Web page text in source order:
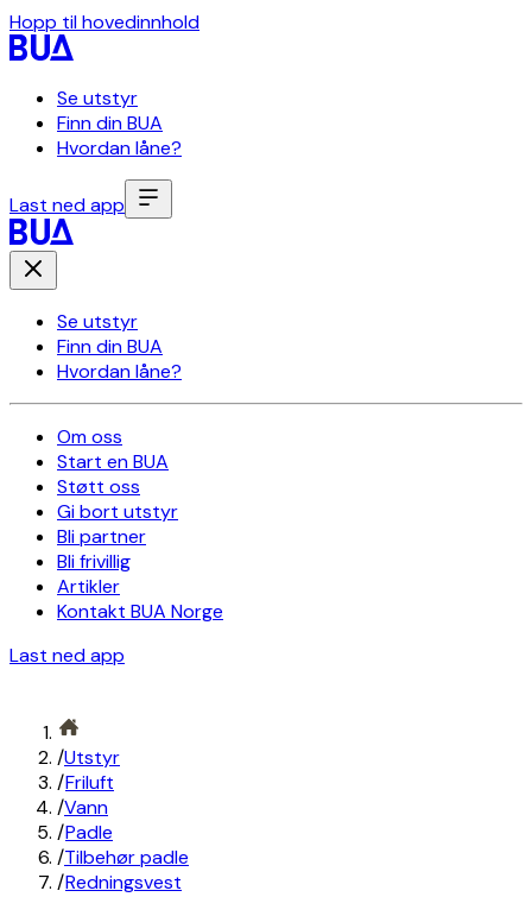
Hopp til hovedinnhold
Se utstyr
Finn din BUA
Hvordan låne?
Last ned app
Se utstyr
Finn din BUA
Hvordan låne?
Om oss
Start en BUA
Støtt oss
Gi bort utstyr
Bli partner
Bli frivillig
Artikler
Kontakt BUA Norge
Last ned app
/Utstyr
/Friluft
/Vann
/Padle
/Tilbehør padle
/Redningsvest